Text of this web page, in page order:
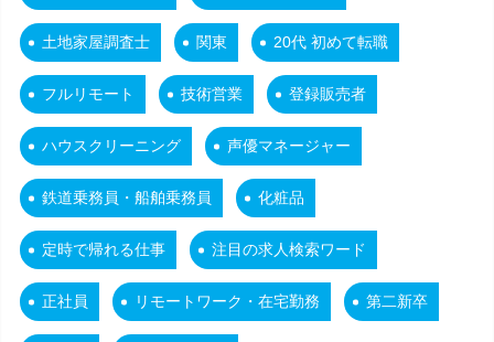
土地家屋調査士 関東 20代 初めて転職
フルリモート 技術営業 登録販売者
ハウスクリーニング 声優マネージャー
鉄道乗務員・船舶乗務員 化粧品
定時で帰れる仕事 注目の求人検索ワード
正社員 リモートワーク・在宅勤務 第二新卒